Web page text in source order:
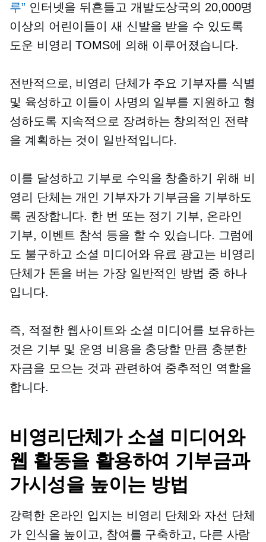
루” 인터넷을 뒤흔들고 개발도상국의 20,000명
이상의 어린이들이 새 신발을 받을 수 있도록
도운 비영리 TOMS에 의해 이루어졌습니다.
전반적으로, 비영리 단체가 주요 기부자를 식별
및 육성하고 이들이 사명의 일부를 지원하고 형
성하도록 지속적으로 장려하는 창의적인 전략
을 계획하는 것이 일반적입니다.
이를 달성하고 기부로 수익을 창출하기 위해 비
영리 단체는 개인 기부자가 기부금을 기부하도
록 권장합니다. 한 번 또는 정기 기부, 온라인
기부, 이벤트 참석 등을 할 수 있습니다. 그럼에
도 불구하고 소셜 미디어와 유료 광고는 비영리
단체가 돈을 버는 가장 일반적인 방법 중 하나
입니다.
즉, 적절한 웹사이트와 소셜 미디어를 보유하는
것은 기부 및 운영 비용을 충당할 만큼 충분한
자금을 모으는 것과 관련하여 중추적인 역할을
합니다.
비영리단체가 소셜 미디어와
웹 활동을 활용하여 기부금과
가시성을 높이는 방법
강력한 온라인 입지는 비영리 단체와 자선 단체
가 인식을 높이고, 참여를 구축하고, 다른 사람